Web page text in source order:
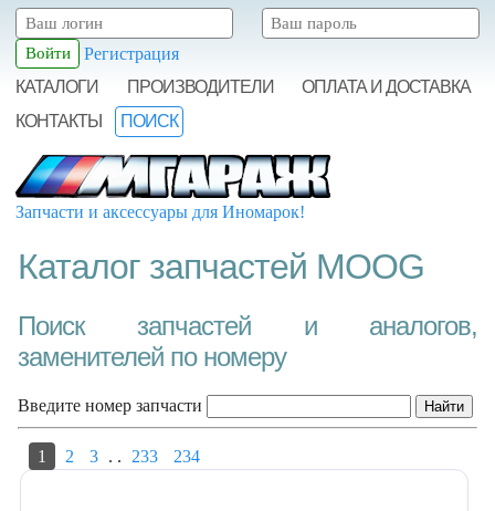
Регистрация
КАТАЛОГИ
ПРОИЗВОДИТЕЛИ
ОПЛАТА И ДОСТАВКА
КОНТАКТЫ
ПОИСК
Запчасти и аксессуары для Иномарок!
Каталог запчастей MOOG
Поиск запчастей и аналогов,
заменителей по номеру
Введите номер запчасти
1 2 3 . . 233 234